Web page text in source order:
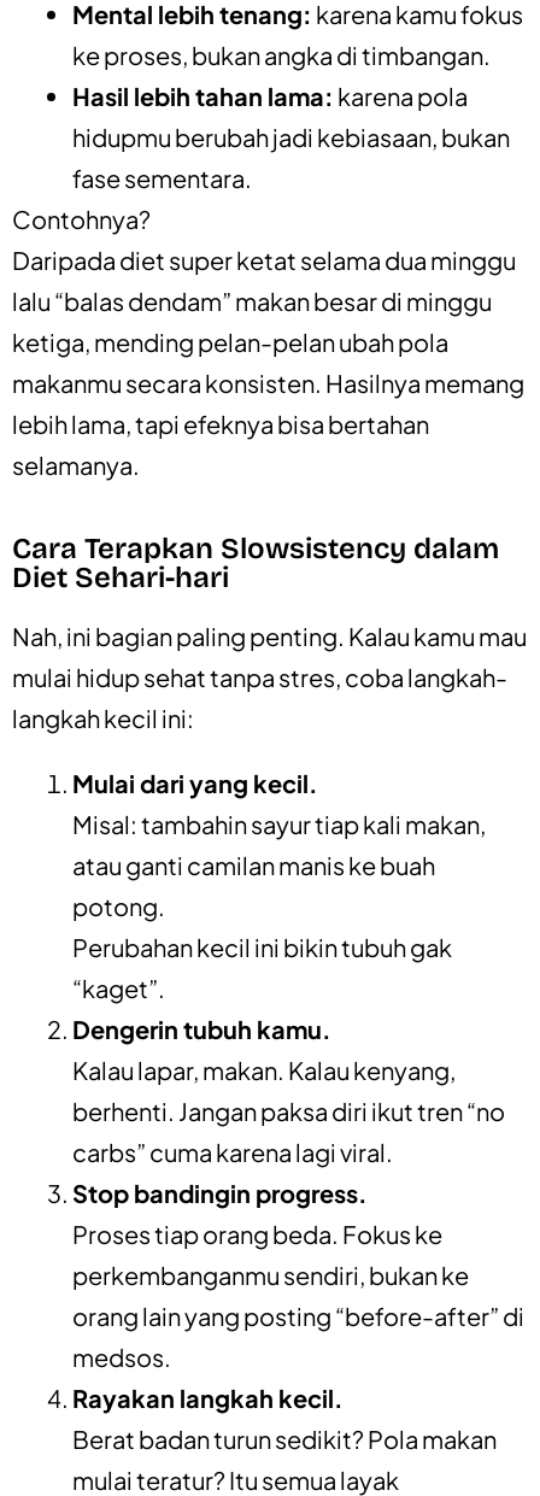
Mental lebih tenang: karena kamu fokus
ke proses, bukan angka di timbangan.
Hasil lebih tahan lama: karena pola
hidupmu berubah jadi kebiasaan, bukan
fase sementara.
Contohnya?
Daripada diet super ketat selama dua minggu
lalu “balas dendam” makan besar di minggu
ketiga, mending pelan-pelan ubah pola
makanmu secara konsisten. Hasilnya memang
lebih lama, tapi efeknya bisa bertahan
selamanya.
Cara Terapkan Slowsistency dalam
Diet Sehari-hari
Nah, ini bagian paling penting. Kalau kamu mau
mulai hidup sehat tanpa stres, coba langkah-
langkah kecil ini:
Mulai dari yang kecil.
Misal: tambahin sayur tiap kali makan,
atau ganti camilan manis ke buah
potong.
Perubahan kecil ini bikin tubuh gak
“kaget”.
Dengerin tubuh kamu.
Kalau lapar, makan. Kalau kenyang,
berhenti. Jangan paksa diri ikut tren “no
carbs” cuma karena lagi viral.
Stop bandingin progress.
Proses tiap orang beda. Fokus ke
perkembanganmu sendiri, bukan ke
orang lain yang posting “before-after” di
medsos.
Rayakan langkah kecil.
Berat badan turun sedikit? Pola makan
mulai teratur? Itu semua layak